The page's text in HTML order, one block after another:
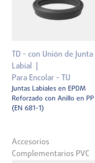
TD - con Unión de Junta
Labial
Para Encolar - TU
Juntas Labiales en EPDM
Reforzado con Anillo en PP
(EN 681-1)
Accesorios
Complementarios PVC